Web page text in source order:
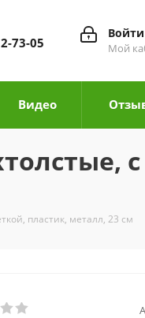
Войти
73-05
Видео
пластик, металл, 23 см